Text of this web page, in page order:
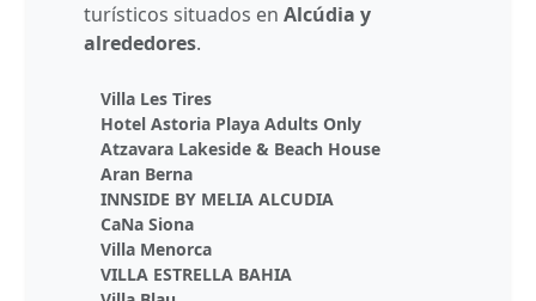
turísticos situados en Alcúdia y
alrededores.
Villa Les Tires
Hotel Astoria Playa Adults Only
Atzavara Lakeside & Beach House
Aran Berna
INNSIDE BY MELIA ALCUDIA
CaNa Siona
Villa Menorca
VILLA ESTRELLA BAHIA